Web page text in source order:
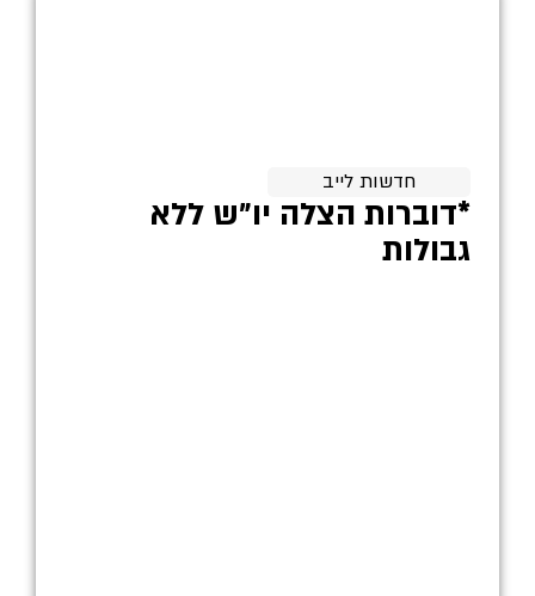
חדשות לייב
*דוברות הצלה יו״ש ללא
גבולות